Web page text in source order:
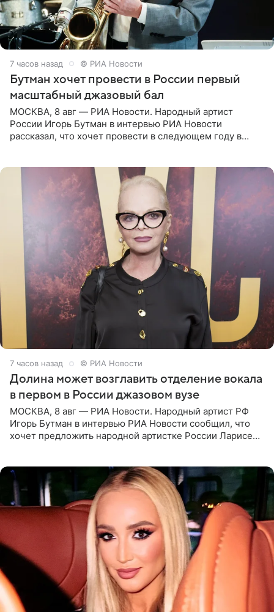
7 часов назад © РИА Новости
Бутман хочет провести в России первый
масштабный джазовый бал
МОСКВА, 8 авг — РИА Новости. Народный артист
России Игорь Бутман в интервью РИА Новости
рассказал, что хочет провести в следующем году в
7 часов назад © РИА Новости
Долина может возглавить отделение вокала
в первом в России джазовом вузе
МОСКВА, 8 авг — РИА Новости. Народный артист РФ
Игорь Бутман в интервью РИА Новости сообщил, что
хочет предложить народной артистке России Ларисе